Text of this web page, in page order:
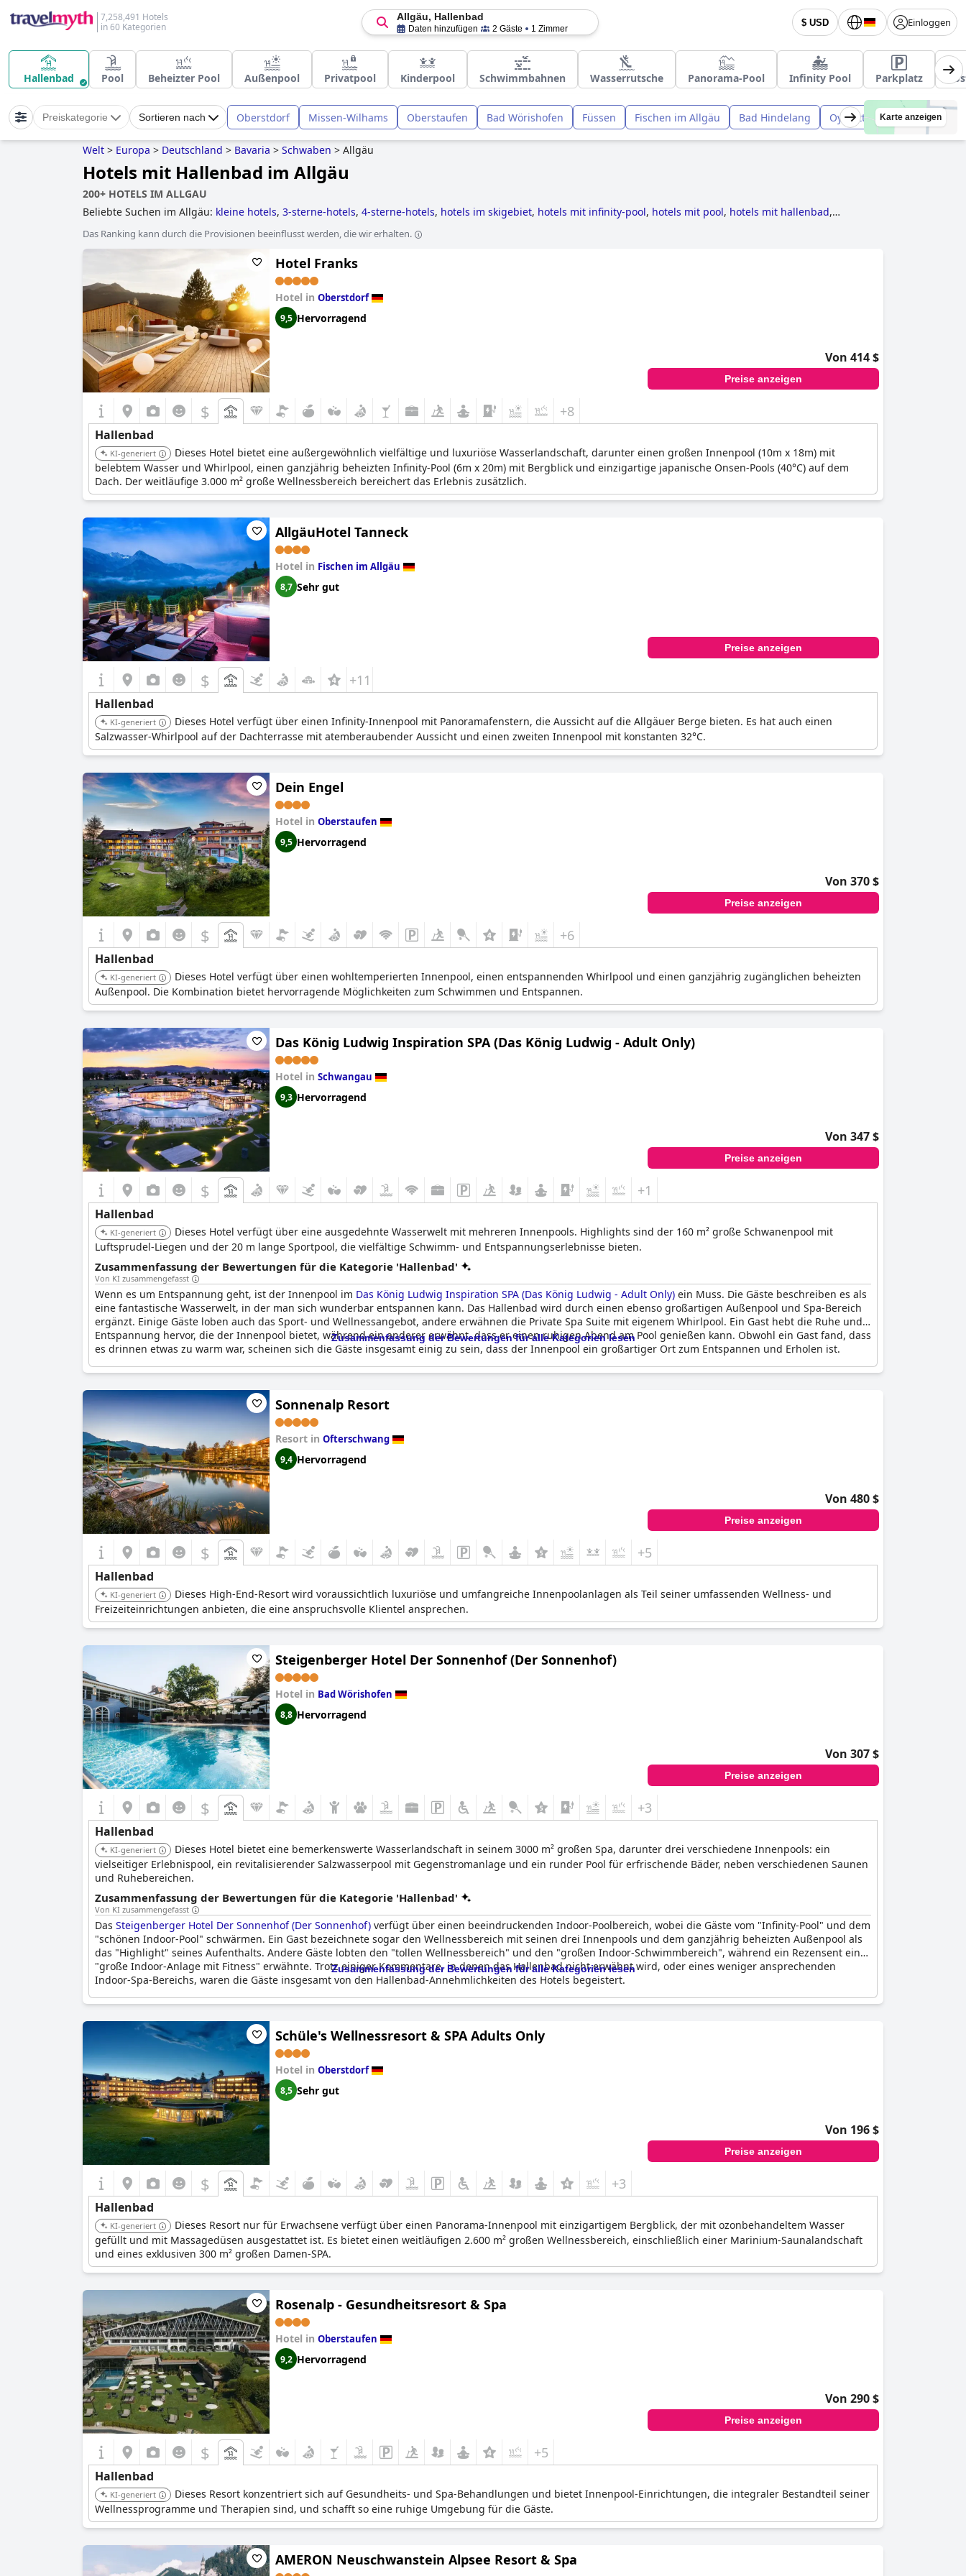
7,258,491 Hotels
in 60 Kategorien
$ USD Einloggen
Allgäu, Hallenbad
Daten hinzufügen 2 Gäste 1 Zimmer
Hallenbad Pool Beheizter Pool Außenpool Privatpool Kinderpool Schwimmbahnen Wasserrutsche Panorama-Pool Infinity Pool Parkplatz
Preiskategorie Sortieren nach Oberstdorf Missen-Wilhams Oberstaufen Bad Wörishofen Füssen Fischen im Allgäu Bad Hindelang Oy-MittelbergKarte anzeigen
Welt > Europa > Deutschland > Bavaria > Schwaben > Allgäu
Hotels mit Hallenbad im Allgäu
200+ HOTELS IM ALLGAU
Beliebte Suchen im Allgäu: kleine hotels, 3-sterne-hotels, 4-sterne-hotels, hotels im skigebiet, hotels mit infinity-pool, hotels mit pool, hotels mit hallenbad,
hotels,außergewöhnliche hotels,baumhaushotels,romantische hotels
stil,hotels mit kostenfreiem hundeaufenthalt
Das Ranking kann durch die Provisionen beeinflusst werden, die wir erhalten.
Hotel Franks
Hotel in Oberstdorf
9,5 Hervorragend
Von 414 $
Preise anzeigen
$ +8
Hallenbad
KI-generiert
Dieses Hotel bietet eine außergewöhnlich vielfältige und luxuriöse Wasserlandschaft, darunter einen großen Innenpool (10m x 18m) mit
belebtem Wasser und Whirlpool, einen ganzjährig beheizten Infinity-Pool (6m x 20m) mit Bergblick und einzigartige japanische Onsen-Pools (40°C) auf dem
Dach. Der weitläufige 3.000 m² große Wellnessbereich bereichert das Erlebnis zusätzlich.
AllgäuHotel Tanneck
Hotel in Fischen im Allgäu
8,7 Sehr gut
Preise anzeigen
$ +11
Hallenbad
KI-generiert
Dieses Hotel verfügt über einen Infinity-Innenpool mit Panoramafenstern, die Aussicht auf die Allgäuer Berge bieten. Es hat auch einen
Salzwasser-Whirlpool auf der Dachterrasse mit atemberaubender Aussicht und einen zweiten Innenpool mit konstanten 32°C.
Dein Engel
Hotel in Oberstaufen
9,5 Hervorragend
Von 370 $
Preise anzeigen
$ +6
Hallenbad
KI-generiert
Dieses Hotel verfügt über einen wohltemperierten Innenpool, einen entspannenden Whirlpool und einen ganzjährig zugänglichen beheizten
Außenpool. Die Kombination bietet hervorragende Möglichkeiten zum Schwimmen und Entspannen.
Das König Ludwig Inspiration SPA (Das König Ludwig - Adult Only)
Hotel in Schwangau
9,3 Hervorragend
Von 347 $
Preise anzeigen
$ +1
Hallenbad
KI-generiert
Dieses Hotel verfügt über eine ausgedehnte Wasserwelt mit mehreren Innenpools. Highlights sind der 160 m² große Schwanenpool mit
Luftsprudel-Liegen und der 20 m lange Sportpool, die vielfältige Schwimm- und Entspannungserlebnisse bieten.
Zusammenfassung der Bewertungen für die Kategorie 'Hallenbad'
Von KI zusammengefasst
Wenn es um Entspannung geht, ist der Innenpool im Das König Ludwig Inspiration SPA (Das König Ludwig - Adult Only) ein Muss. Die Gäste beschreiben es als
eine fantastische Wasserwelt, in der man sich wunderbar entspannen kann. Das Hallenbad wird durch einen ebenso großartigen Außenpool und Spa-Bereich
ergänzt. Einige Gäste loben auch das Sport- und Wellnessangebot, andere erwähnen die Private Spa Suite mit eigenem Whirlpool. Ein Gast hebt die Ruhe und
Entspannung hervor, die der Innenpool bietet, während ein anderer erwähnt, dass er einen ruhigen Abend am Pool genießen kann. Obwohl ein Gast fand, dass
es drinnen etwas zu warm war, scheinen sich die Gäste insgesamt einig zu sein, dass der Innenpool ein großartiger Ort zum Entspannen und Erholen ist.
Zusammenfassung der Bewertungen für alle Kategorien lesen
Sonnenalp Resort
Resort in Ofterschwang
9,4 Hervorragend
Von 480 $
Preise anzeigen
$ +5
Hallenbad
KI-generiert
Dieses High-End-Resort wird voraussichtlich luxuriöse und umfangreiche Innenpoolanlagen als Teil seiner umfassenden Wellness- und
Freizeiteinrichtungen anbieten, die eine anspruchsvolle Klientel ansprechen.
Steigenberger Hotel Der Sonnenhof (Der Sonnenhof)
Hotel in Bad Wörishofen
8,8 Hervorragend
Von 307 $
Preise anzeigen
$ +3
Hallenbad
KI-generiert
Dieses Hotel bietet eine bemerkenswerte Wasserlandschaft in seinem 3000 m² großen Spa, darunter drei verschiedene Innenpools: ein
vielseitiger Erlebnispool, ein revitalisierender Salzwasserpool mit Gegenstromanlage und ein runder Pool für erfrischende Bäder, neben verschiedenen Saunen
und Ruhebereichen.
Zusammenfassung der Bewertungen für die Kategorie 'Hallenbad'
Von KI zusammengefasst
Das Steigenberger Hotel Der Sonnenhof (Der Sonnenhof) verfügt über einen beeindruckenden Indoor-Poolbereich, wobei die Gäste vom "Infinity-Pool" und dem
"schönen Indoor-Pool" schwärmen. Ein Gast bezeichnete sogar den Wellnessbereich mit seinen drei Innenpools und dem ganzjährig beheizten Außenpool als
das "Highlight" seines Aufenthalts. Andere Gäste lobten den "tollen Wellnessbereich" und den "großen Indoor-Schwimmbereich", während ein Rezensent eine
"große Indoor-Anlage mit Fitness" erwähnte. Trotz einiger Kommentare, in denen das Hallenbad nicht erwähnt wird, oder eines weniger ansprechenden
Indoor-Spa-Bereichs, waren die Gäste insgesamt von den Hallenbad-Annehmlichkeiten des Hotels begeistert.
Zusammenfassung der Bewertungen für alle Kategorien lesen
Schüle's Wellnessresort & SPA Adults Only
Hotel in Oberstdorf
8,5 Sehr gut
Von 196 $
Preise anzeigen
$ +3
Hallenbad
KI-generiert
Dieses Resort nur für Erwachsene verfügt über einen Panorama-Innenpool mit einzigartigem Bergblick, der mit ozonbehandeltem Wasser
gefüllt und mit Massagedüsen ausgestattet ist. Es bietet einen weitläufigen 2.600 m² großen Wellnessbereich, einschließlich einer Marinium-Saunalandschaft
und eines exklusiven 300 m² großen Damen-SPA.
Rosenalp - Gesundheitsresort & Spa
Hotel in Oberstaufen
9,2 Hervorragend
Von 290 $
Preise anzeigen
$ +5
Hallenbad
KI-generiert
Dieses Resort konzentriert sich auf Gesundheits- und Spa-Behandlungen und bietet Innenpool-Einrichtungen, die integraler Bestandteil seiner
Wellnessprogramme und Therapien sind, und schafft so eine ruhige Umgebung für die Gäste.
AMERON Neuschwanstein Alpsee Resort & Spa